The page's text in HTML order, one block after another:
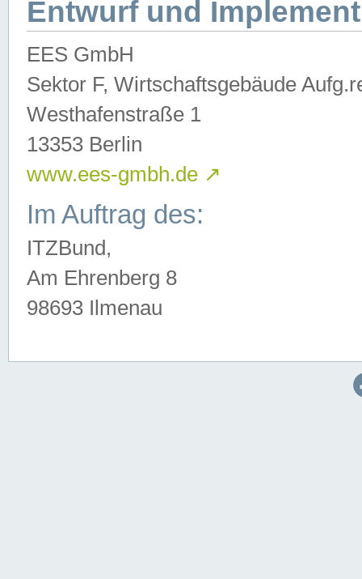
Entwurf und
EES GmbH
Sektor F, Wirtschaftsgebäude
Westhafenstraße 1
13353 Berlin
www.ees-gmbh.de ↗
Im Auftrag des:
ITZBund,
Am Ehrenberg 8
98693 Ilmenau